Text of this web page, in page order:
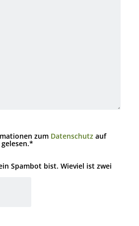
zum Datenschutzauf
Spambot bist. Wieviel ist zwei